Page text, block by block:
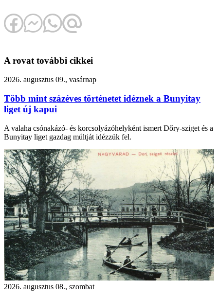
A rovat további cikkei
2026. augusztus 09., vasárnap
Több mint százéves történetet idéznek a Bunyitay
liget új kapui
A valaha csónakázó- és korcsolyázóhelyként ismert Dőry-sziget és a
Bunyitay liget gazdag múltját idézzük fel.
2026. augusztus 08., szombat